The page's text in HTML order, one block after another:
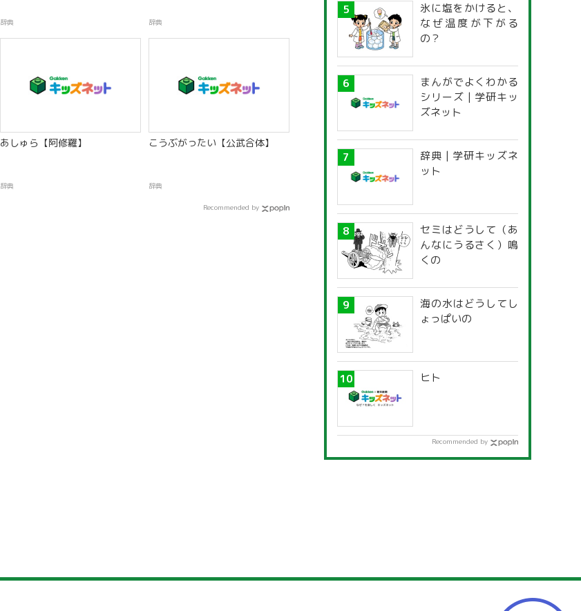
辞典 辞典
あしゅら【阿修羅】
辞典
こうぶがったい【公武合体】
辞典
Recommended by
氷に塩をかけると、
なぜ温度が下がる
の？
まんがでよくわかる
シリーズ | 学研キッ
ズネット
辞典 | 学研キッズネ
ット
セミはどうして（あ
んなにうるさく）鳴
くの
海の水はどうしてし
ょっぱいの
ヒト
Recommended by